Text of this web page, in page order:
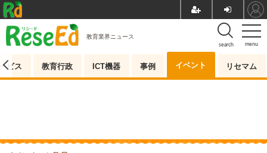
menu
search
教育業界ニュース
ビス 教育行政 ICT機器 事例 イベント リセマム